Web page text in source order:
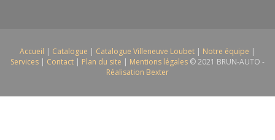
Accueil | Catalogue | Catalogue Villeneuve Loubet | Notre équipe |
Services | Contact | Plan du site | Mentions légales © 2021 BRUN-AUTO -
Réalisation Bexter